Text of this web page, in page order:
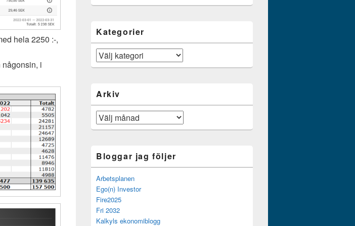
hela 2250 :-,
i
Kategorier
Kategorier
Arkiv
Arkiv
Bloggar jag följer
Arbetsplanen
Ego(n) Investor
Fire2025
Fri 2032
Kalkyls ekonomiblogg